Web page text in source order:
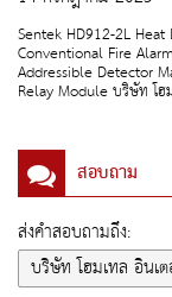
Sentek HD912-2L
Conventional Fire
Addressible Detector
Relay Module บริษัท โ
สอบถาม
ส่งคำสอบถามถึง: